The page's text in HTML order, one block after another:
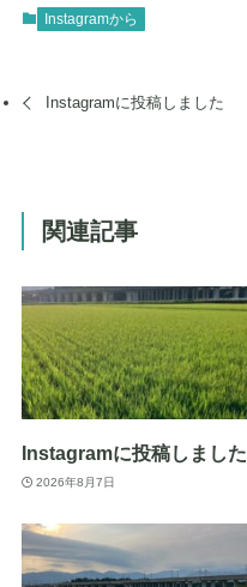
Instagramから
Instagramに投稿しました
関連記事
Instagramに投稿しました
2026年8月7日